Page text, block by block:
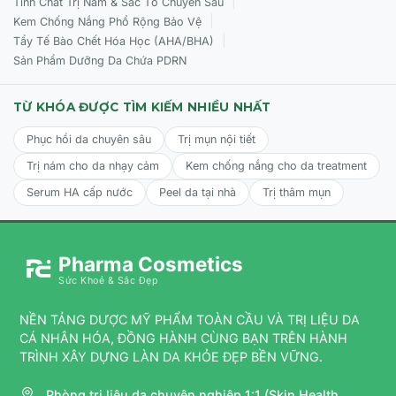
Đối tượng sử dụng CỦA Obagi Tretinoin 0.05% Gel
khuyết điểm về mụn trứng cá hoặc bít tắc lỗ chân lông.
Làn da xuất hiện các dấu hiệu lão hóa sớm, bề mặt sần
sùi, thô ráp hoặc có nếp nhăn nông.
Lưu ý:Sản phẩm thuộc dòng chăm sóc chuyên sâu, nên
Kem Chống Nắng Phổ Rộng Bảo Vệ
Tẩy Tế Bào Chết Hóa Học (AHA/BHA)
Sản Phẩm Dưỡng Da Chứa PDRN
TỪ KHÓA ĐƯỢC TÌM KIẾM NHIỀU NHẤT
Phục hồi da chuyên sâu
Trị mụn nội tiết
Trị nám cho da nhạy cảm
Kem chống nắng cho da treatment
Serum HA cấp nước
Peel da tại nhà Trị thâm mụn
Pharma Cosmetics
Sức Khoẻ & Sắc Đẹp
NỀN TẢNG DƯỢC MỸ PHẨM TOÀN CẦU VÀ TRỊ LIỆU DA
CÁ NHÂN HÓA, ĐỒNG HÀNH CÙNG BẠN TRÊN HÀNH
TRÌNH XÂY DỰNG LÀN DA KHỎE ĐẸP BỀN VỮNG.